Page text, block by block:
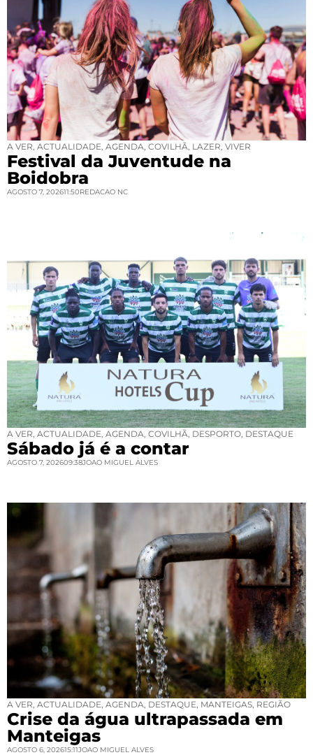
A VER ACTUALIDADE AGENDA COVILHÃ LAZER VIVER
Festival da Juventude na
Boidobra
AGOSTO 7, 202611:50REDACAO NC
A VER ACTUALIDADE AGENDA COVILHÃ DESPORTO DESTAQUE
Sábado já é a contar
AGOSTO 7, 202609:38JOAO MIGUEL ALVES
A VER ACTUALIDADE AGENDA DESTAQUE MANTEIGAS REGIÃO
Crise da água ultrapassada em
Manteigas
AGOSTO 6, 202615:11JOAO MIGUEL ALVES